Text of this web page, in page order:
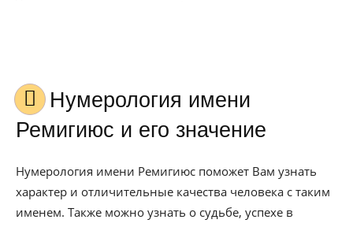
Нумерология имени
Ремигиюс и его значение
Нумерология имени Ремигиюс поможет Вам узнать
характер и отличительные качества человека с таким
именем. Также можно узнать о судьбе, успехе в